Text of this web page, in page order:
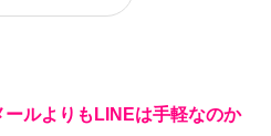
ールよりもLINEは手軽なのか